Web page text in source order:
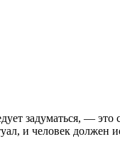
задуматься, — это
и человек должен